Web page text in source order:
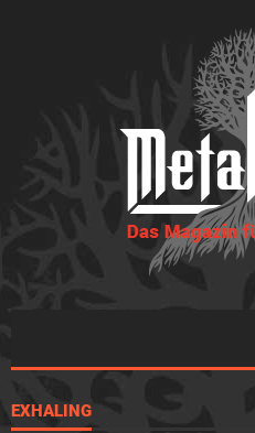
EXHALING